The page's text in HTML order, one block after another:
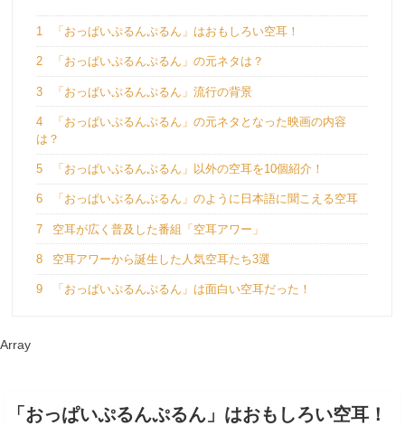
1 「おっぱいぷるんぷるん」はおもしろい空耳！
2 「おっぱいぷるんぷるん」の元ネタは？
3 「おっぱいぷるんぷるん」流行の背景
4
「おっぱいぷるんぷるん」の元ネタとなった映画の内容
は？
5 「おっぱいぷるんぷるん」以外の空耳を10個紹介！
6 「おっぱいぷるんぷるん」のように日本語に聞こえる空耳
7 空耳が広く普及した番組「空耳アワー」
8 空耳アワーから誕生した人気空耳たち3選
9 「おっぱいぷるんぷるん」は面白い空耳だった！
Array
「おっぱいぷるんぷるん」はおもしろい空耳！